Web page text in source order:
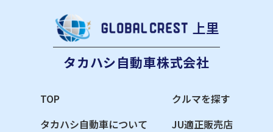
上里
タカハシ自動車株式会社
TOP
クルマを探す
タカハシ自動車について
JU適正販売店